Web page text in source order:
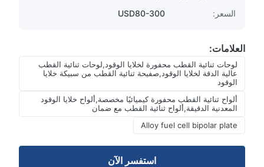
السعر:
USD80-300
العلامات:
لوحات ثنائية القطب محفورة لخلايا الوقود,لوحات ثنائية القطب
عالية الدقة لخلايا الوقود,صفيحة ثنائية القطب من سبيكة خلايا
الوقود
ألواح ثنائية القطب محفورة كيميائيًا مخصصة,ألواح خلايا الوقود
المعدنية الدقيقة,ألواح ثنائية القطب مع ضمان
Alloy fuel cell bipolar plate
استفسر الآن